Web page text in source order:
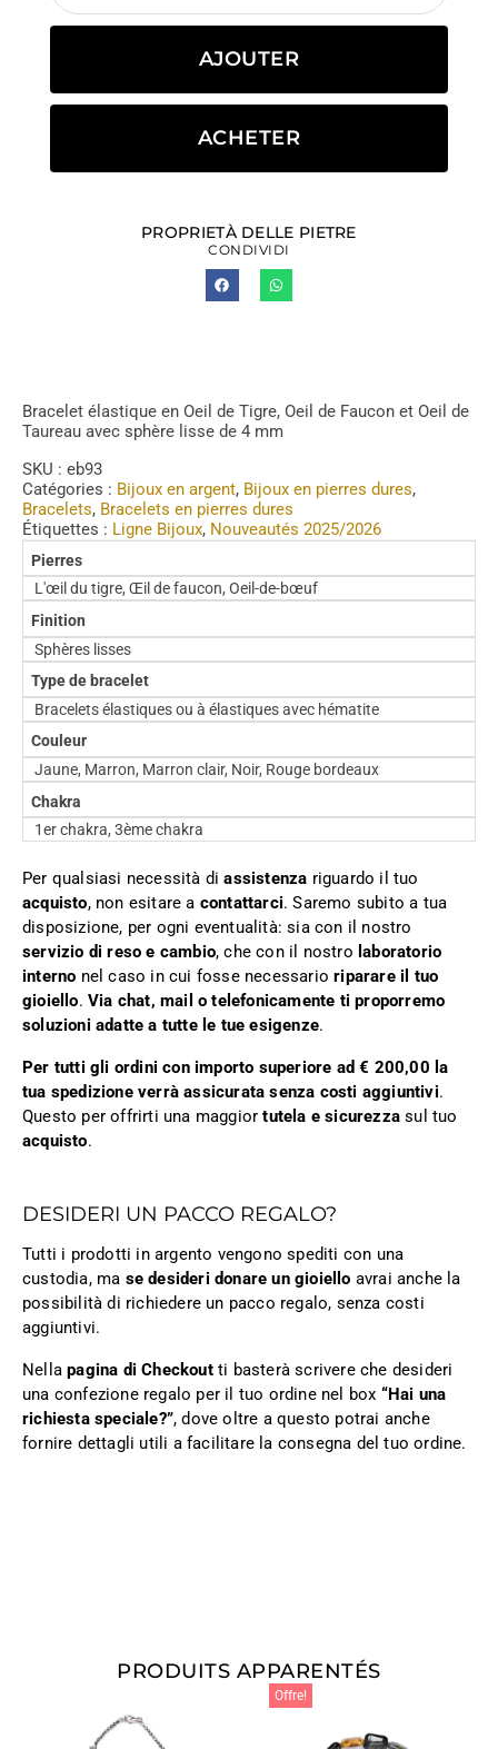
AJOUTER
ACHETER
PROPRIETÀ DELLE PIETRE
CONDIVIDI
Bracelet élastique en Oeil de Tigre, Oeil de Faucon et Oeil de
Taureau avec sphère lisse de 4 mm
SKU : eb93
Catégories : Bijoux en argent, Bijoux en pierres dures,
Bracelets, Bracelets en pierres dures
Étiquettes : Ligne Bijoux, Nouveautés 2025/2026
Pierres
L'œil du tigre, Œil de faucon, Oeil-de-bœuf
Finition
Sphères lisses
Type de bracelet
Bracelets élastiques ou à élastiques avec hématite
Couleur
Jaune, Marron, Marron clair, Noir, Rouge bordeaux
Chakra
1er chakra, 3ème chakra
Per qualsiasi necessità diassistenza riguardo il tuo
acquisto, non esitare a contattarci. Saremo subito a tua
disposizione, per ogni eventualità: sia con il nostro
servizio di reso e cambio, che con il nostro laboratorio
interno nel caso in cui fosse necessarioriparare il tuo
gioiello.Via chat, mail o telefonicamente ti proporremo
soluzioni adatte a tutte le tue esigenze.
Per tutti gli ordini con importo superiore ad € 200,00 la
tua spedizione verrà assicurata senza costi aggiuntivi.
Questo per offrirti una maggiortutela e sicurezza sul tuo
acquisto.
DESIDERI UN PACCO REGALO?
Tutti i prodotti in argento vengono spediti con una
custodia, ma se desideri donare un gioiello avrai anche la
possibilità di richiedere un pacco regalo, senza costi
aggiuntivi.
Nellapagina di Checkoutti basterà scrivere che desideri
una confezione regalo per il tuo ordine nel box “Hai una
richiesta speciale?”, dove oltre a questo potrai anche
fornire dettagli utili a facilitare la consegna del tuo ordine.
PRODUITS APPARENTÉS
Offre!